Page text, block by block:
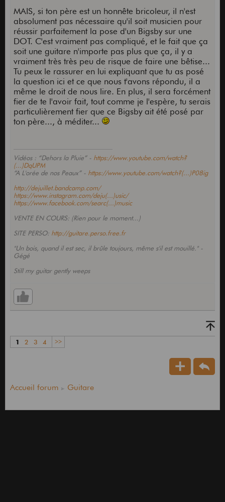
MAIS, si ton père est un honnête bricoleur, il n'est
absolument pas nécessaire qu'il soit musicien pour
réussir parfaitement la pose d'un Bigsby sur une
DOT. C'est vraiment pas compliqué, et le fait que ça
soit une guitare n'importe pas plus que ça, il y a
vraiment très très peu de risque de faire une bêtise...
Tu peux le rassurer en lui expliquant que tu as posé
la question ici et ce que nous t'avons répondu, il a
même le droit de nous lire. En plus, il sera forcément
fier de te l'avoir fait, tout comme je l'espère, tu serais
particulièrement fier que ce Bigsby ait été posé par
ton père..., à méditer...
Vidéos : “Dehors la Pluie” - https://www.youtube.com/watch?
(...)DqUPM
“A L'orée de nos Peaux” - https://www.youtube.com/watch?(...)P08ig
http://dejuillet.bandcamp.com/
https://www.instagram.com/deju(...)usic/
https://www.facebook.com/searc(...)music
VENTE EN COURS: (Rien pour le moment...)
SITE PERSO: http://guitare.perso.free.fr
"Un bois, quand il est sec, il brûle toujours, même s'il est mouillé." -
Gégé
Still my guitar gently weeps
1 2 3 4 >>
Accueil forum Guitare